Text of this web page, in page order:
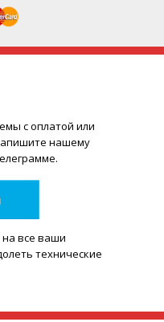
с оплатой или
нашему
все ваши
технические